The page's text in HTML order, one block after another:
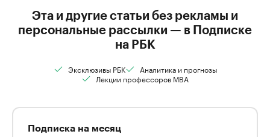
Эта и другие статьи без рекламы и
персональные рассылки — в Подписке
на РБК
Эксклюзивы РБК
Аналитика и прогнозы
Лекции профессоров MBA
Подписка на месяц